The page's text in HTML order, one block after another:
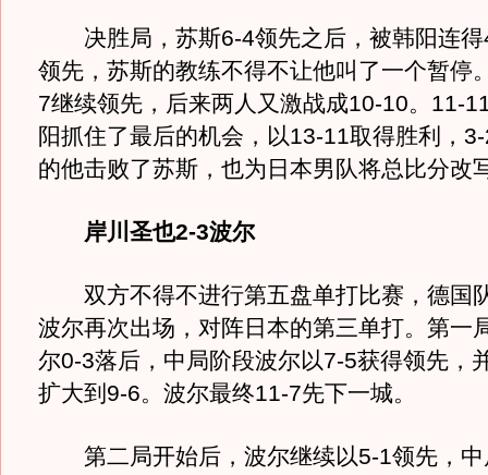
决胜局，苏斯6-4领先之后，被韩阳连得
领先，苏斯的教练不得不让他叫了一个暂停
7继续领先，后来两人又激战成10-10。11-
阳抓住了最后的机会，以13-11取得胜利，
的他击败了苏斯，也为日本男队将总比分改
岸川圣也2-3波尔
双方不得不进行第五盘单打比赛，德国
波尔再次出场，对阵日本的第三单打。第一
尔0-3落后，中局阶段波尔以7-5获得领先，
扩大到9-6。波尔最终11-7先下一城。
第二局开始后，波尔继续以5-1领先，中